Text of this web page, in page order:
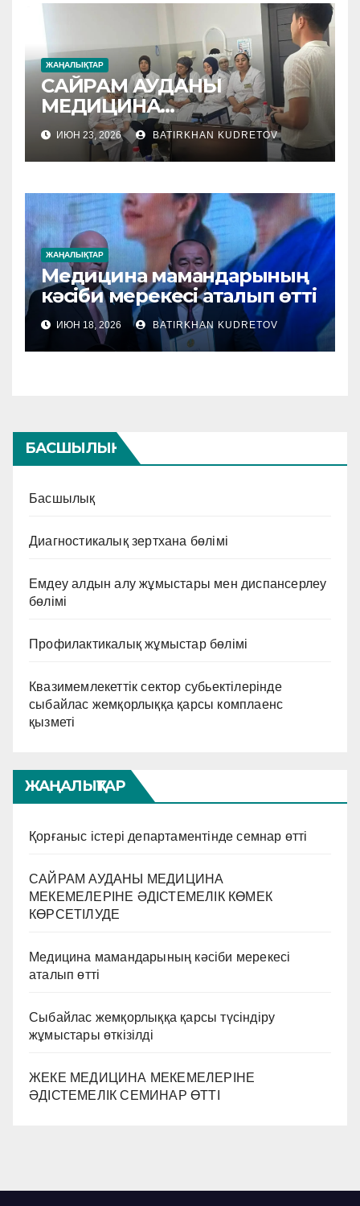
ЖАҢАЛЫҚТАР
САЙРАМ АУДАНЫ
МЕДИЦИНА
МЕКЕМЕЛЕРІНЕ
ӘДІСТЕМЕЛІК КӨМЕК
КӨРСЕТІЛУДЕ
ИЮН 23, 2026 BATIRKHAN KUDRETOV
ЖАҢАЛЫҚТАР
Медицина мамандарының
кәсіби мерекесі аталып өтті
ИЮН 18, 2026 BATIRKHAN KUDRETOV
БАСШЫЛЫҚ
Басшылық
Диагностикалық зертхана бөлімі
Емдеу алдын алу жұмыстары мен диспансерлеу
бөлімі
Профилактикалық жұмыстар бөлімі
Квазимемлекеттік сектор субьектілерінде
сыбайлас жемқорлыққа қарсы комплаенс
қызметі
ЖАҢАЛЫҚТАР
Қорғаныс істері департаментінде семнар өтті
САЙРАМ АУДАНЫ МЕДИЦИНА
МЕКЕМЕЛЕРІНЕ ӘДІСТЕМЕЛІК КӨМЕК
КӨРСЕТІЛУДЕ
Медицина мамандарының кәсіби мерекесі
аталып өтті
Сыбайлас жемқорлыққа қарсы түсіндіру
жұмыстары өткізілді
ЖЕКЕ МЕДИЦИНА МЕКЕМЕЛЕРІНЕ
ӘДІСТЕМЕЛІК СЕМИНАР ӨТТІ